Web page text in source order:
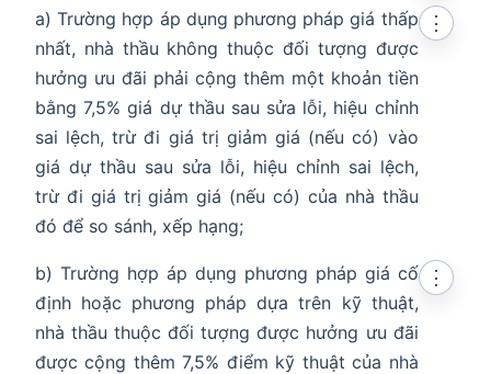
a) Trường hợp áp dụng phương pháp giá thấp
nhất, nhà thầu không thuộc đối tượng được
hưởng ưu đãi phải cộng thêm một khoản tiền
bằng 7,5% giá dự thầu sau sửa lỗi, hiệu chỉnh
sai lệch, trừ đi giá trị giảm giá (nếu có) vào
giá dự thầu sau sửa lỗi, hiệu chỉnh sai lệch,
trừ đi giá trị giảm giá (nếu có) của nhà thầu
đó để so sánh, xếp hạng;
⋮
b) Trường hợp áp dụng phương pháp giá cố
định hoặc phương pháp dựa trên kỹ thuật,
nhà thầu thuộc đối tượng được hưởng ưu đãi
được cộng thêm 7,5% điểm kỹ thuật của nhà
⋮